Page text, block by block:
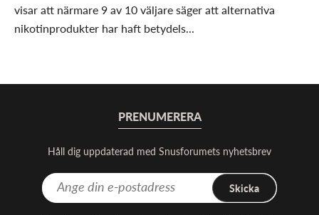
visar att närmare 9 av 10 väljare säger att alternativa
nikotinprodukter har haft betydels...
PRENUMERERA
Håll dig uppdaterad med Snusforumets nyhetsbrev
Skicka